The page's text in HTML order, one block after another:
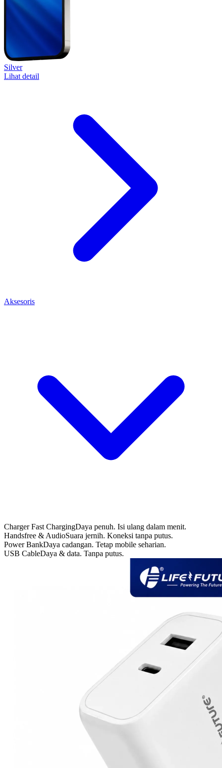
Silver
Lihat detail
Aksesoris
Charger Fast ChargingDaya penuh. Isi ulang dalam menit.
Handsfree & AudioSuara jernih. Koneksi tanpa putus.
Power BankDaya cadangan. Tetap mobile seharian.
USB CableDaya & data. Tanpa putus.